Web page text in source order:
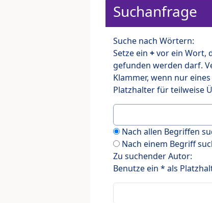
Suchanfrage
Suche nach Wörtern:
Setze ein +vor ein Wort,
gefunden werden darf.
Klammer, wenn nur
Platzhalter für teilweise
Nach allen Begriffen
Nach einem Begriff
Zu suchender Autor:
Benutze ein * als